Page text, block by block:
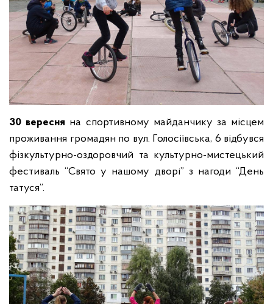
30 вересня на спортивному майданчику за місцем
проживання громадян по вул. Голосіївська, 6 відбувся
фізкультурно-оздоровчий та культурно-мистецький
фестиваль “Свято у нашому дворі” з нагоди “День
татуся”.